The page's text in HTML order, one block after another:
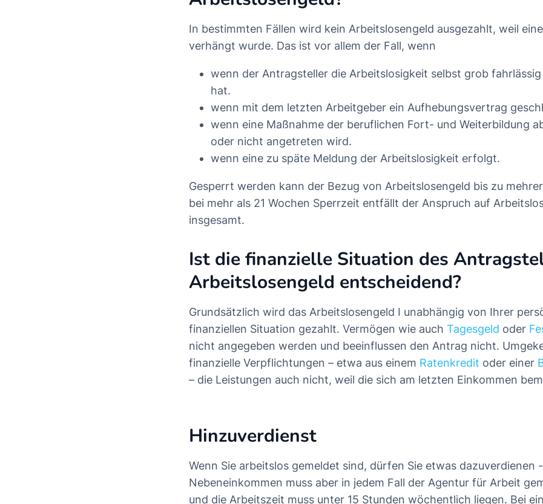
In bestimmten Fällen wird kein Arbeitslosengeld ausgezahlt, weil
verhängt wurde. Das ist vor allem der Fall, wenn
wenn der Antragsteller die Arbeitslosigkeit selbst grob
hat.
wenn mit dem letzten Arbeitgeber ein Aufhebungsvertrag
wenn eine Maßnahme der beruflichen Fort- und Weiterbildung
oder nicht angetreten wird.
wenn eine zu späte Meldung der Arbeitslosigkeit erfolgt.
Gesperrt werden kann der Bezug von Arbeitslosengeld bis zu
bei mehr als 21 Wochen Sperrzeit entfällt der Anspruch auf
insgesamt.
Ist die finanzielle Situation des
Arbeitslosengeld entscheidend?
Grundsätzlich wird das Arbeitslosengeld I unabhängig von Ihrer
finanziellen Situation gezahlt. Vermögen wie auch Tagesgeld oder
nicht angegeben werden und beeinflussen den Antrag nicht.
finanzielle Verpflichtungen – etwa aus einem Ratenkredit oder einer
– die Leistungen auch nicht, weil die sich am letzten Einkommen
Hinzuverdienst
Wenn Sie arbeitslos gemeldet sind, dürfen Sie etwas dazuverdienen
Nebeneinkommen muss aber in jedem Fall der Agentur für Arbeit
und die Arbeitszeit muss unter 15 Stunden wöchentlich liegen. Bei